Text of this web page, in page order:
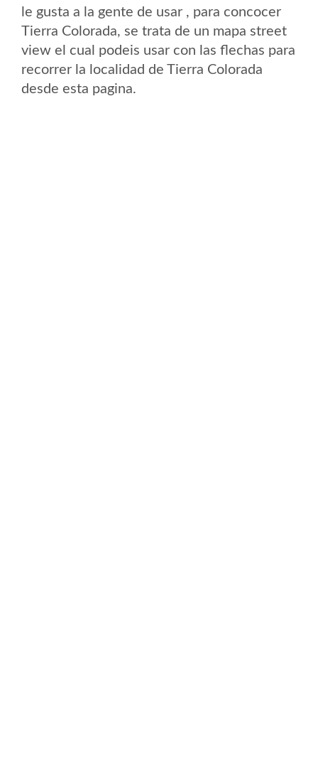
le gusta a la gente de usar , para concocer
Tierra Colorada, se trata de un mapa street
view el cual podeis usar con las flechas para
recorrer la localidad de Tierra Colorada
desde esta pagina.